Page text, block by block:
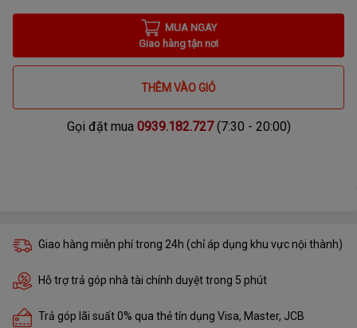
MUA NGAY
Giao hàng tận nơi
THÊM VÀO GIỎ
Gọi đặt mua 0939.182.727(7:30 - 20:00)
Giao hàng miễn phí trong 24h (chỉ áp dụng khu vực nội thành)
Hỗ trợ trả góp nhà tài chính duyệt trong 5 phút
Trả góp lãi suất 0% qua thẻ tín dụng Visa, Master, JCB